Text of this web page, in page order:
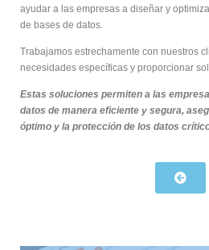
ayudar a las empresas a diseñar y
de bases de datos.
Trabajamos estrechamente con nuestros
necesidades específicas y proporcionar
Estas soluciones permiten a las
datos de manera eficiente y segura,
óptimo y la protección de los datos